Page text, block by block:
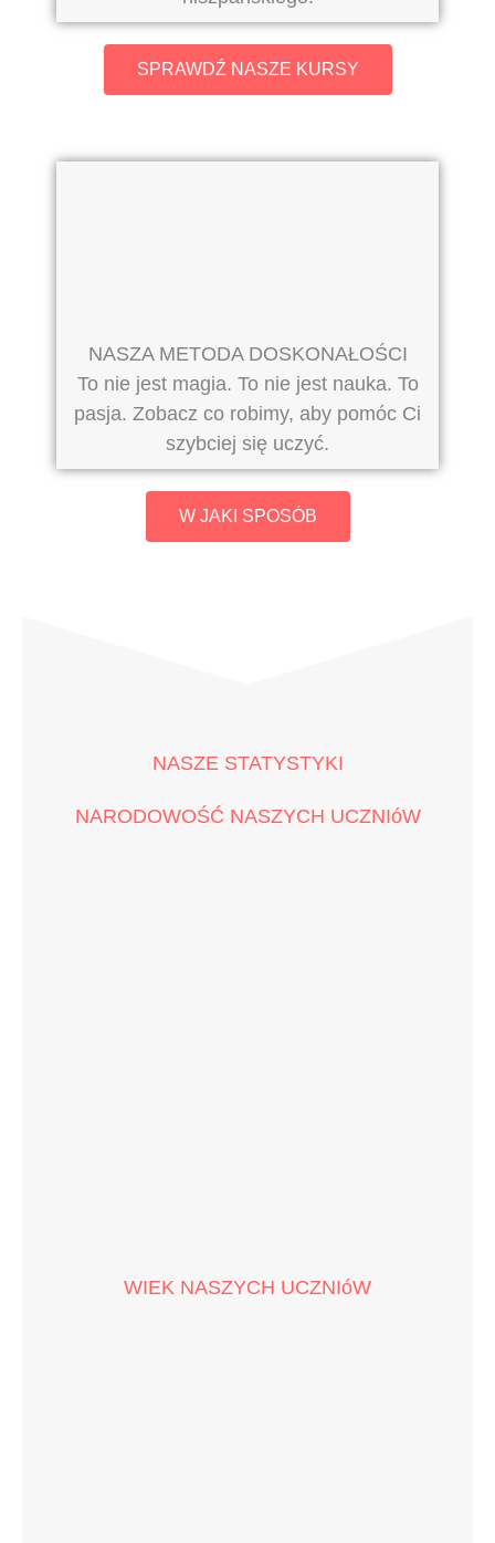
SPRAWDŹ NASZE KURSY
NASZA METODA DOSKONAŁOŚCI
To nie jest magia. To nie jest nauka. To
pasja. Zobacz co robimy, aby pomóc Ci
szybciej się uczyć.
W JAKI SPOSÓB
NASZE STATYSTYKI
NARODOWOŚĆ NASZYCH UCZNIóW
WIEK NASZYCH UCZNIóW